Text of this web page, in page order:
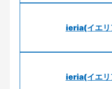
ieria(イエリ
ieria(イエリ